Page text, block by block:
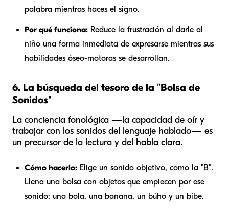
palabra mientras haces el signo.
Por qué funciona: Reduce la frustración al darle al
niño una forma inmediata de expresarse mientras sus
habilidades óseo-motoras se desarrollan.
6. La búsqueda del tesoro de la "Bolsa de
Sonidos"
La conciencia fonológica —la capacidad de oír y
trabajar con los sonidos del lenguaje hablado— es
un precursor de la lectura y del habla clara.
Cómo hacerlo: Elige un sonido objetivo, como la "B".
Llena una bolsa con objetos que empiecen por ese
sonido: una bola, una banana, un búho y un bibe.